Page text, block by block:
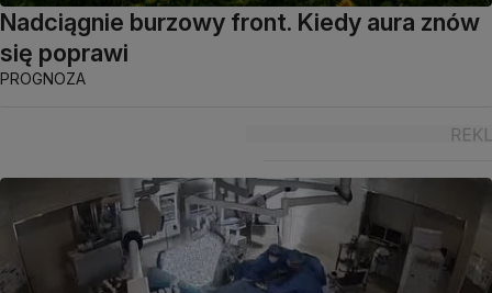
Nadciągnie burzowy front. Kiedy aura znów
się poprawi
PROGNOZA